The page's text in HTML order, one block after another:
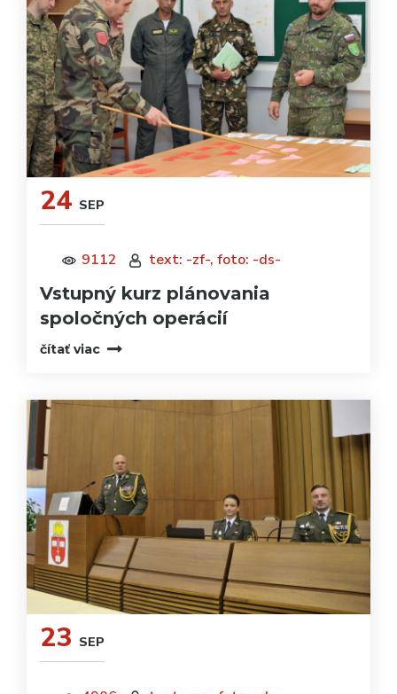
24 SEP
9112 text: -zf-, foto: -ds-
Vstupný kurz plánovania
spoločných operácií
čítať viac
23 SEP